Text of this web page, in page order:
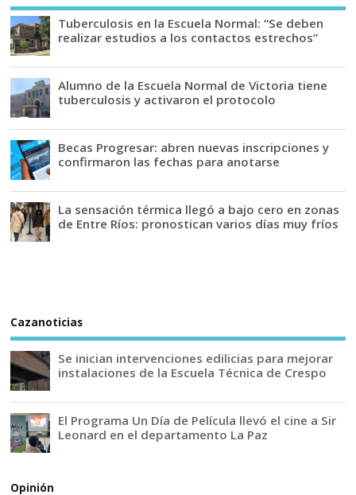
Tuberculosis en la Escuela Normal: “Se deben
realizar estudios a los contactos estrechos”
Alumno de la Escuela Normal de Victoria tiene
tuberculosis y activaron el protocolo
Becas Progresar: abren nuevas inscripciones y
confirmaron las fechas para anotarse
La sensación térmica llegó a bajo cero en zonas
de Entre Ríos: pronostican varios días muy fríos
Cazanoticias
Se inician intervenciones edilicias para mejorar
instalaciones de la Escuela Técnica de Crespo
El Programa Un Día de Película llevó el cine a Sir
Leonard en el departamento La Paz
Opinión